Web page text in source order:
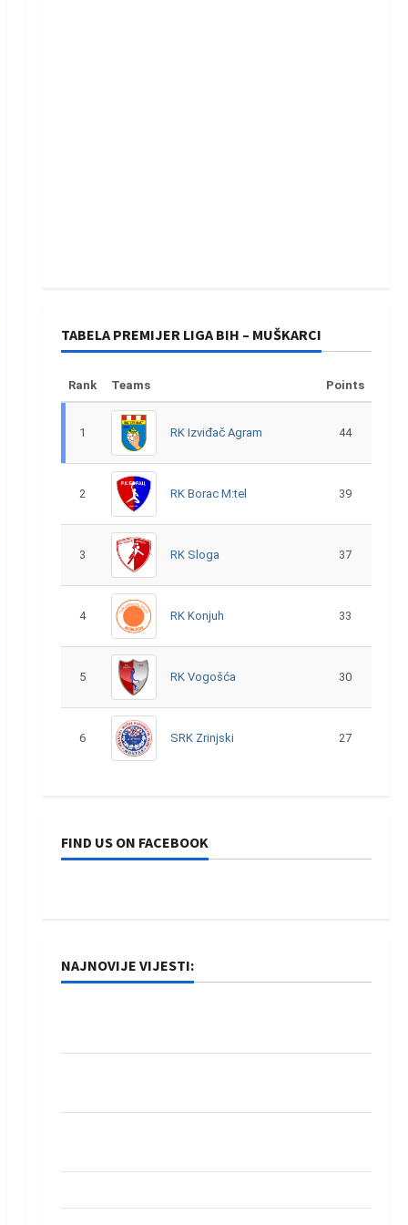
TABELA PREMIJER LIGA BIH – MUŠKARCI
Rank Teams Points
1 RK Izviđač Agram 44
2 RK Borac M:tel 39
3 RK Sloga 37
4 RK Konjuh 33
5 RK Vogošća 30
6 SRK Zrinjski 27
FIND US ON FACEBOOK
NAJNOVIJE VIJESTI: